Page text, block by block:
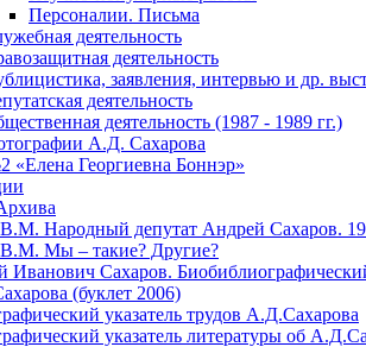
Персоналии. Письма
деятельность
деятельность
заявления, интервью и др.
деятельность
деятельность (1987 - 1989 гг.)
А.Д. Сахарова
Георгиевна Боннэр»
Народный депутат Андрей Сахаров.
Мы – такие? Другие?
Иванович Сахаров.
(буклет 2006)
указатель трудов А.Д.Сахарова
указатель литературы об